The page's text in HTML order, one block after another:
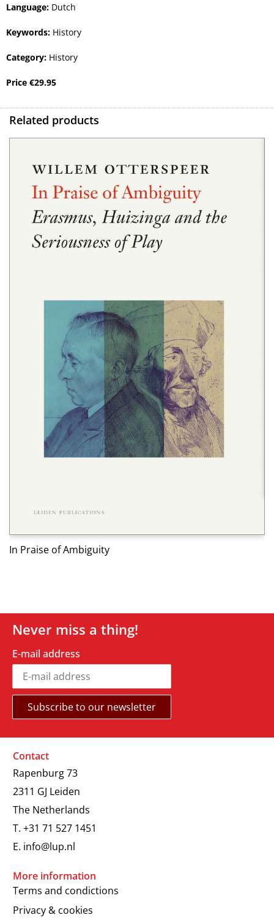
Language: Dutch
Keywords: History
Category: History
Price €29.95
Related products
In Praise of Ambiguity
Never miss a thing!
E-mail address
Contact
Rapenburg 73
2311 GJ Leiden
The Netherlands
T. +31 71 527 1451
E. info@lup.nl
More information
Terms and condictions
Privacy & cookies